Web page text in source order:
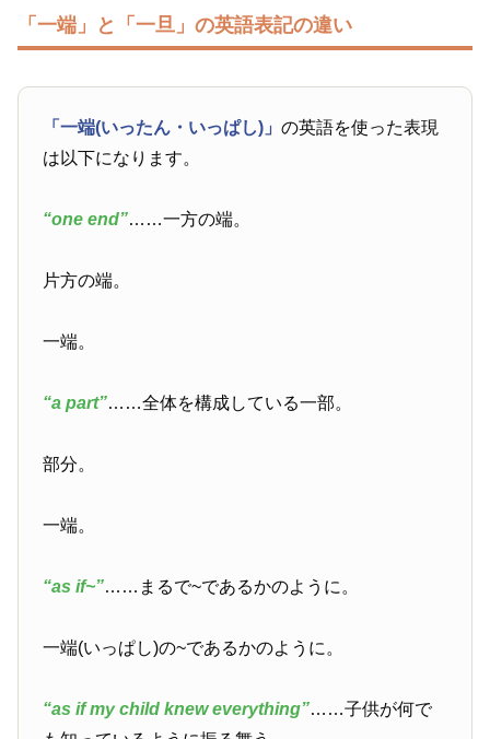
「一端」と「一旦」の英語表記の違い
「一端(いったん・いっぱし)」の英語を使った表現
は以下になります。
“one end”……一方の端。
片方の端。
一端。
“a part”……全体を構成している一部。
部分。
一端。
“as if~”……まるで~であるかのように。
一端(いっぱし)の~であるかのように。
“as if my child knew everything”……子供が何で